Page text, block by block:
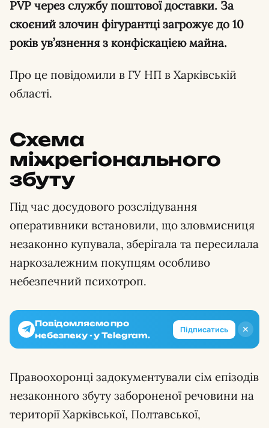
PVP через службу поштової доставки. За
скоєний злочин фігурантці загрожує до 10
років ув’язнення з конфіскацією майна.
Про це повідомили в ГУ НП в Харківській
області.
Схема
міжрегіонального
збуту
Під час досудового розслідування
оперативники встановили, що зловмисниця
незаконно купувала, зберігала та пересилала
наркозалежним покупцям особливо
небезпечний психотроп.
✕
Повідомляємо про
небезпеку - у Telegram.
Підписатись
Правоохоронці задокументували сім епізодів
незаконного збуту забороненої речовини на
території Харківської, Полтавської,